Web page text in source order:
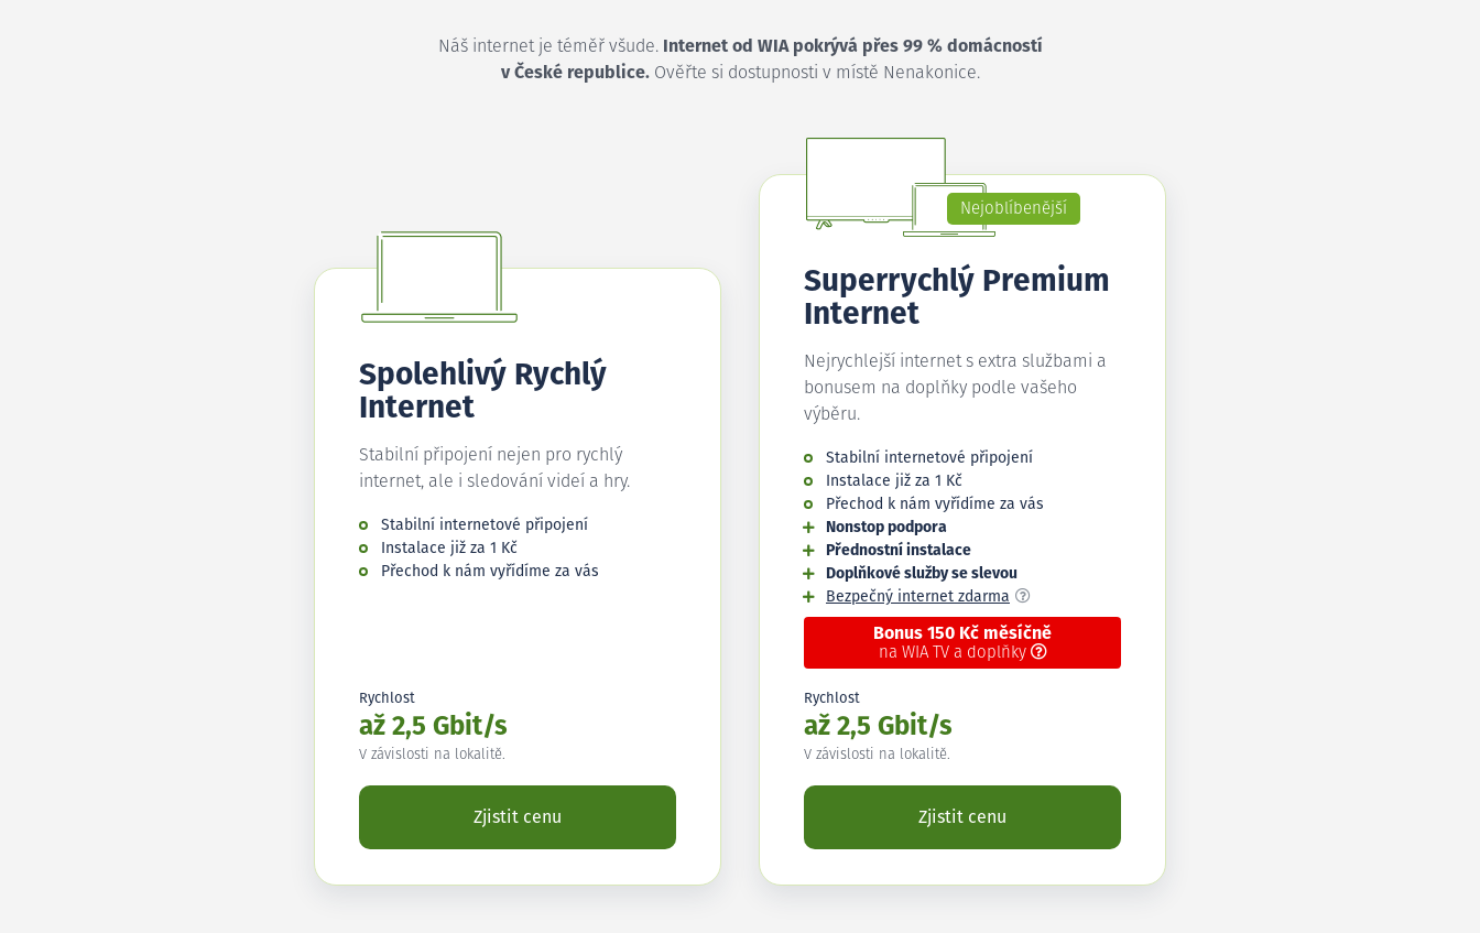
Náš internet je téměř všude.
Internet od WIA pokrývá přes 99 % domácností
v České republice.Ověřte si dostupnosti v místě Nenakonice.
Spolehlivý Rychlý
Internet
Stabilní připojení nejen pro rychlý
internet, ale i sledování videí a hry.
Stabilní internetové připojení
Instalace již za 1 Kč
Přechod k nám vyřídíme za vás
Rychlost
až 2,5 Gbit/s
V závislosti na lokalitě.
Zjistit cenu
Nejoblíbenější
Superrychlý Premium
Internet
Nejrychlejší internet s extra službami a
bonusem na doplňky podle vašeho
výběru.
Stabilní internetové připojení
Instalace již za 1 Kč
Přechod k nám vyřídíme za vás
Nonstop podpora
Přednostní instalace
Doplňkové služby se slevou
Bezpečný internet zdarma
Bonus 150 Kč měsíčně
na WIA TV a doplňky
Rychlost
až 2,5 Gbit/s
V závislosti na lokalitě.
Zjistit cenu